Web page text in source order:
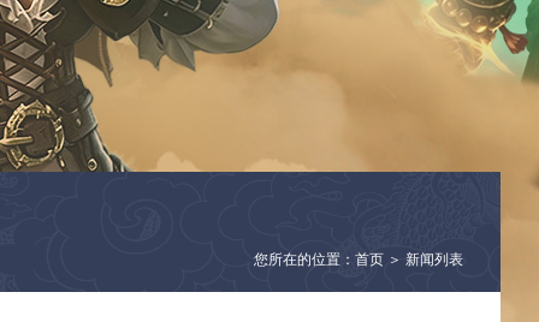
您所在的位置：首页 ＞ 新闻列表